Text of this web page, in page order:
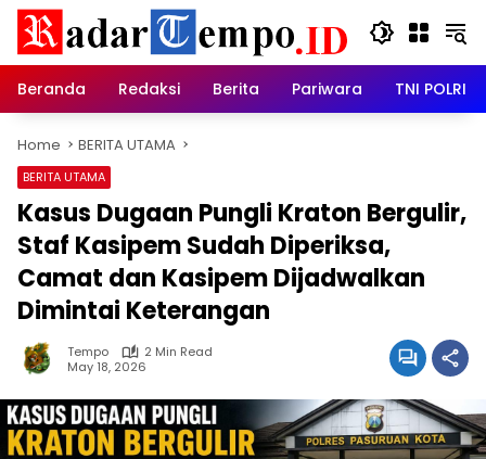
Skip
content
Beranda
Redaksi Berita Pariwara TNI POLRI
Home BERITA UTAMA
BERITA UTAMA
Kasus Dugaan Pungli Kraton Bergulir,
Staf Kasipem Sudah Diperiksa,
Camat dan Kasipem Dijadwalkan
Dimintai Keterangan
Tempo
2 Min Read
May 18, 2026